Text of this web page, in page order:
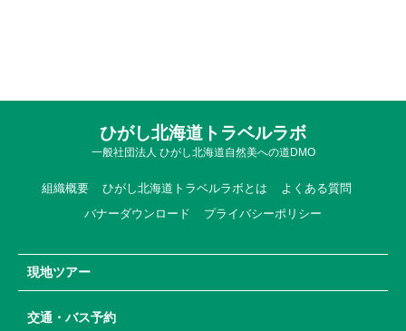
ひがし北海道トラベルラボ
一般社団法人 ひがし北海道自然美への道DMO
組織概要 ひがし北海道トラベルラボとは
よくある質問
バナーダウンロード
プライバシーポリシー
現地ツアー
交通・バス予約